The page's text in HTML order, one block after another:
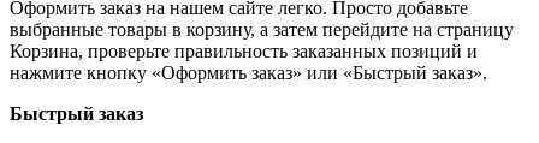
Оформить заказ на нашем сайте легко. Просто добавьте
выбранные товары в корзину, а затем перейдите на страницу
Корзина, проверьте правильность заказанных позиций и
нажмите кнопку «Оформить заказ» или «Быстрый заказ».
Быстрый заказ